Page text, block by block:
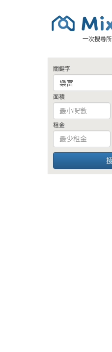
一次搜尋
關鍵字
面積
租金